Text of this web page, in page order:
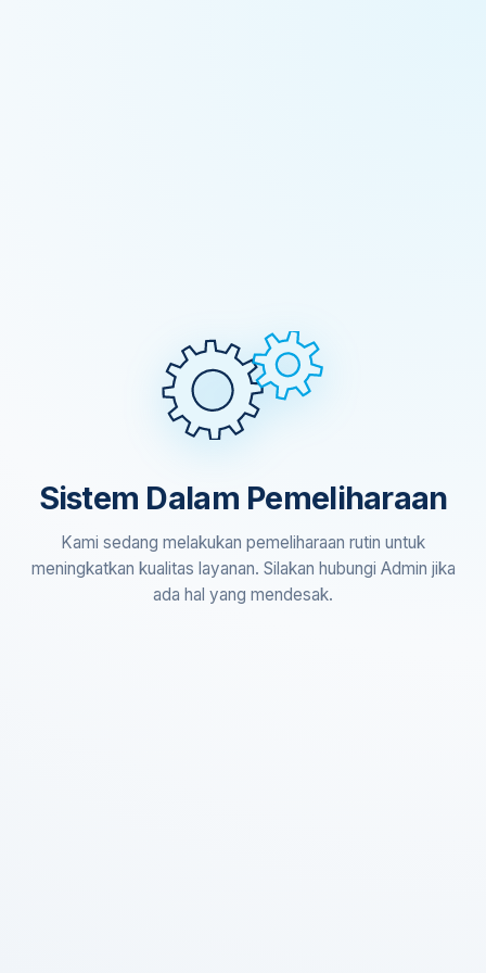
Sistem Dalam Pemeliharaan
Kami sedang melakukan pemeliharaan rutin untuk
meningkatkan kualitas layanan. Silakan hubungi Admin jika
ada hal yang mendesak.